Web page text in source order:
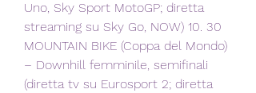
Uno, Sky Sport MotoGP; diretta
streaming su Sky Go, NOW) 10. 30
MOUNTAIN BIKE (Coppa del Mondo)
– Downhill femminile, semifinali
(diretta tv su Eurosport 2; diretta